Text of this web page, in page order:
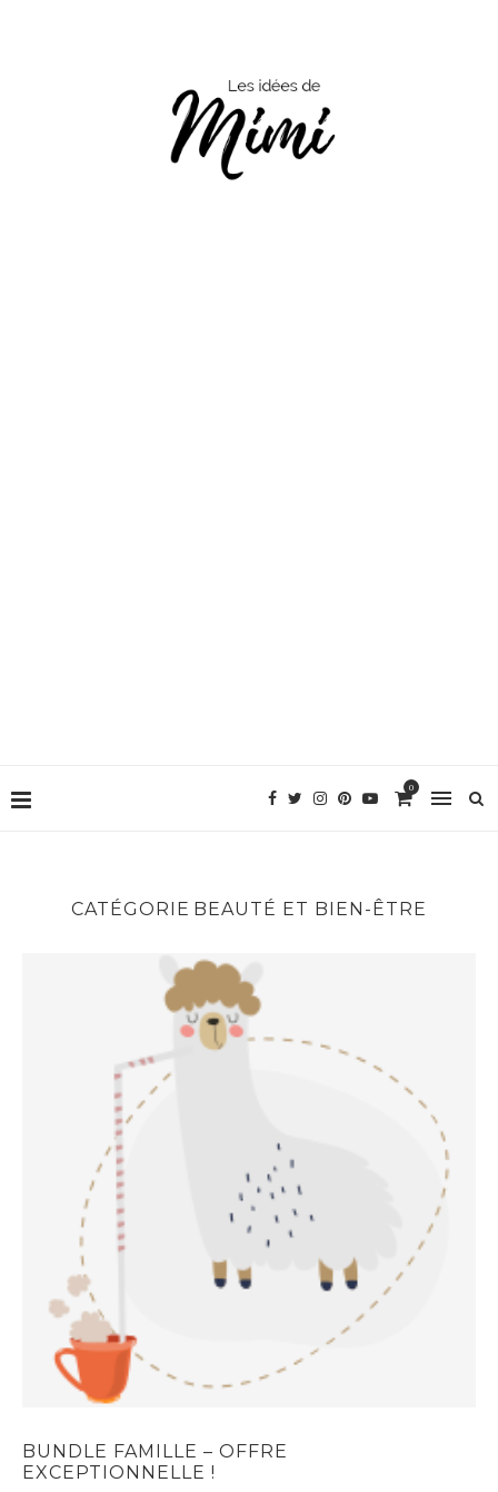
0
CATÉGORIE BEAUTÉ ET BIEN-ÊTRE
BUNDLE FAMILLE – OFFRE
EXCEPTIONNELLE !